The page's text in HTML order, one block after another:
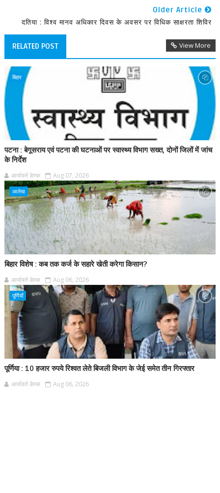
Older Article
दतिया : विश्व मानव अधिकार दिवस के अवसर पर विधिक साक्षरता शिविर
RELATED POST View More
बिहार
पटना : बेगूसराय एवं पटना की घटनाओं पर स्वास्थ्य विभाग सख्त, दोनों जिलों में जांच
के निर्देश
आर्यावर्त डेस्क Aug 07, 2026
आलेख
बिहार विशेष : कब तक कर्ज के सहारे खेती करेगा किसान?
आर्यावर्त डेस्क Aug 06, 2026
पूर्णियाँ
पूर्णिया : 10 हजार रुपये रिश्वत लेते बिजली विभाग के जेई समेत तीन गिरफ्तार
आर्यावर्त डेस्क Aug 06, 2026